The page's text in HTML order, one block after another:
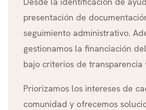
presentación de
seguimiento administrativo.
gestionamos la financiación
bajo criterios de transparencia
Priorizamos los intereses de
comunidad y ofrecemos